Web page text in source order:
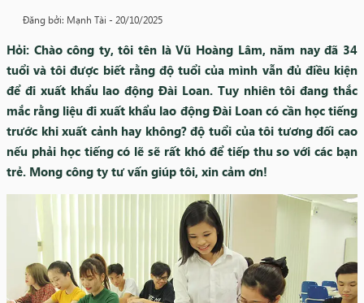
Đăng bởi: Mạnh Tài - 20/10/2025
Hỏi: Chào công ty, tôi tên là Vũ Hoàng Lâm, năm nay đã 34
tuổi và tôi được biết rằng độ tuổi của mình vẫn đủ điều kiện
để đi xuất khẩu lao động Đài Loan. Tuy nhiên tôi đang thắc
mắc rằng liệu đi xuất khẩu lao động Đài Loan có cần học tiếng
trước khi xuất cảnh hay không? độ tuổi của tôi tương đối cao
nếu phải học tiếng có lẽ sẽ rất khó để tiếp thu so với các bạn
trẻ. Mong công ty tư vấn giúp tôi, xin cảm ơn!